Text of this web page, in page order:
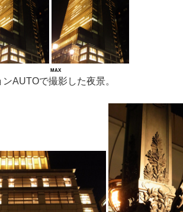
MAX
AUTOで撮影した夜景。